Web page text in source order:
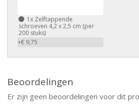
1x Zelftappende
schroeven 4,2 x 2,5 cm (per
200 stuks)
+€ 9,75
Beoordelingen
Er zijn geen beoordelingen voor dit